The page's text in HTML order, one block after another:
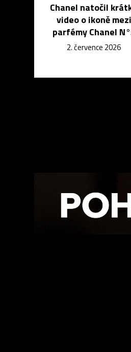
Chanel natočil
video o ikoně mezi
parfémy Chanel
2. července 2026